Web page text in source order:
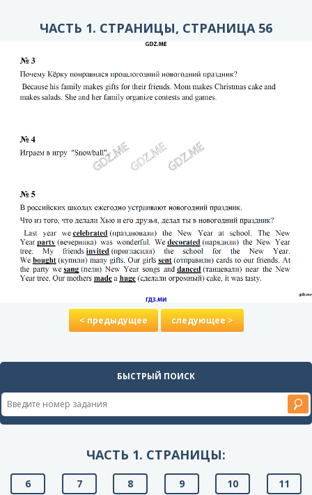
ЧАСТЬ 1. СТРАНИЦЫ, СТРАНИЦА 56
< предыдущее следующее >
БЫСТРЫЙ ПОИСК
ЧАСТЬ 1. СТРАНИЦЫ:
6 7 8 9 10 11